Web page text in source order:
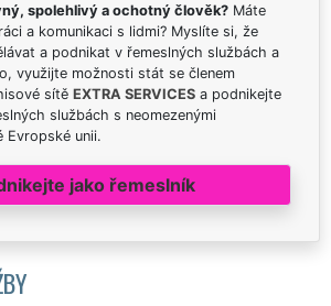
spolehlivý a ochotný člověk? Máte
a komunikaci s lidmi? Myslíte si, že
a podnikat v řemeslných službách a
využijte možnosti stát se členem
sítě EXTRA SERVICES a podnikejte
službách s neomezenými
Evropské unii.
jako řemeslník